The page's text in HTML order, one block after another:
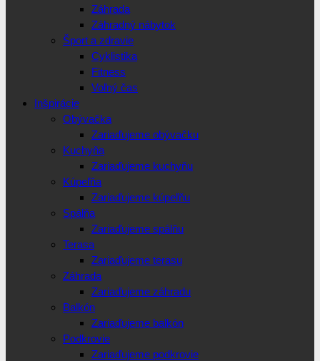
Záhrada
Záhradný nábytok
Šport a zdravie
Cyklistika
Fitness
Voľný čas
Inšpirácie
Obývačka
Zariaďujeme obývačku
Kuchyňa
Zariaďujeme kuchyňu
Kúpeľňa
Zariaďujeme kúpeľňu
Spálňa
Zariaďujeme spálňu
Terasa
Zariaďujeme terasu
Záhrada
Zariaďujeme záhradu
Balkón
Zariaďujeme balkón
Podkrovie
Zariaďujeme podkrovie